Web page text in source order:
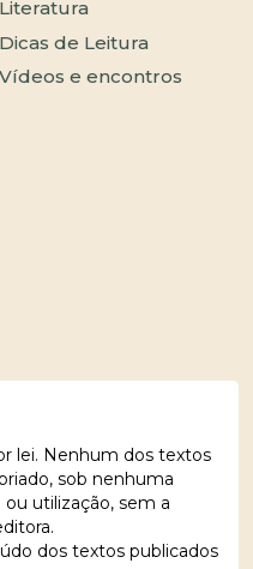
Literatura
Dicas de Leitura
Vídeos e encontros
lei. Nenhum dos textos
sob nenhuma
utilização, sem a
dos textos publicados